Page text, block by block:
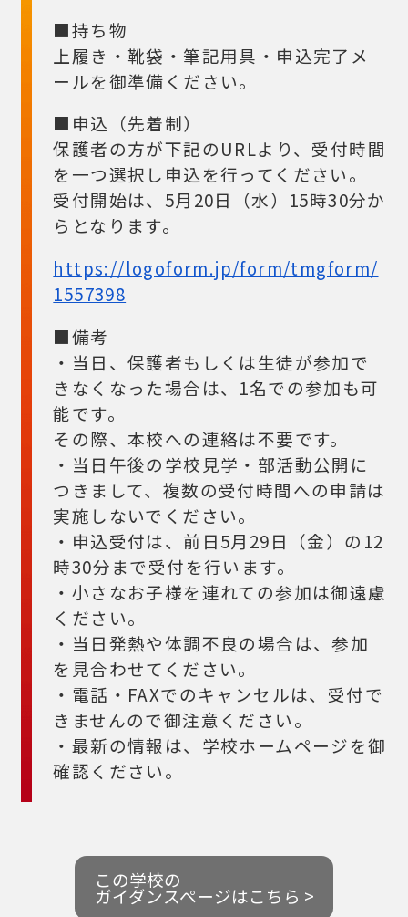
■持ち物
上履き・靴袋・筆記用具・申込完了メ
ールを御準備ください。
■申込（先着制）
保護者の方が下記のURLより、受付時間
を一つ選択し申込を行ってください。
受付開始は、5月20日（水）15時30分か
らとなります。
https://logoform.jp/form/tmgform/
1557398
■備考
・当日、保護者もしくは生徒が参加で
きなくなった場合は、1名での参加も可
能です。
その際、本校への連絡は不要です。
・当日午後の学校見学・部活動公開に
つきまして、複数の受付時間への申請は
実施しないでください。
・申込受付は、前日5月29日（金）の12
時30分まで受付を行います。
・小さなお子様を連れての参加は御遠慮
ください。
・当日発熱や体調不良の場合は、参加
を見合わせてください。
・電話・FAXでのキャンセルは、受付で
きませんので御注意ください。
・最新の情報は、学校ホームページを御
確認ください。
この学校の
ガイダンスページはこちら >